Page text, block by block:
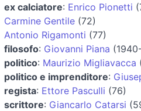
ex calciatore: Enrico Pionetti
Carmine Gentile (72)
Antonio Rigamonti (77)
filosofo: Giovanni Piana
politico: Maurizio Migliavacca
politico e imprenditore:
regista: Ettore Pasculli (76)
scrittore: Giancarlo Catarsi